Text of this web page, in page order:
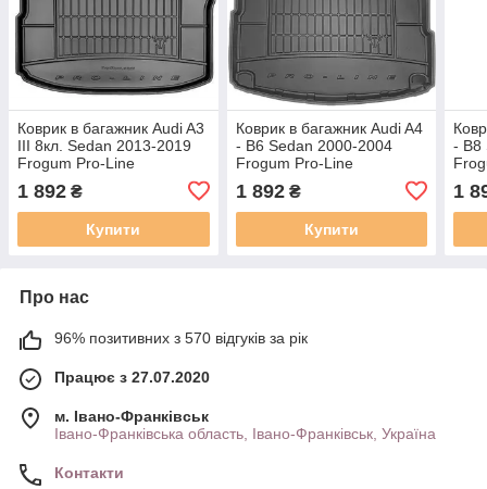
Коврик в багажник Audi A3
III 8кл. Sedan 2013-2019
Frogum Pro-Line
1 892 ₴
Купити
Коврик в багажник Audi A4
- B6 Sedan 2000-2004
Frogum Pro-Line
1 892₴
Купити
- B8
1
Про нас
96% позитивних з 570 відгуків за рік
Працює з 27.07.2020
м. Івано-Франківськ
Івано-Франківська область, Івано-Франківськ, Україна
Контакти